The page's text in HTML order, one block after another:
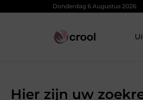
Donderdag 6 Augustus 2026
Hier zijn uw